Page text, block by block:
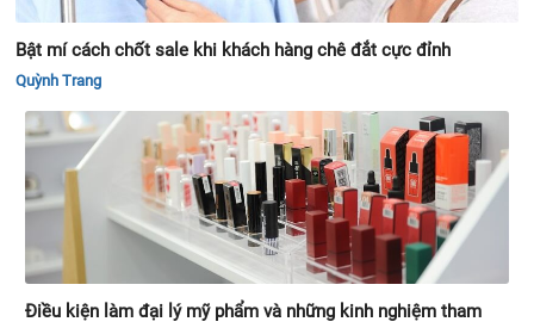
Bật mí cách chốt sale khi khách hàng chê đắt cực đỉnh
Quỳnh Trang
Điều kiện làm đại lý mỹ phẩm và những kinh nghiệm tham